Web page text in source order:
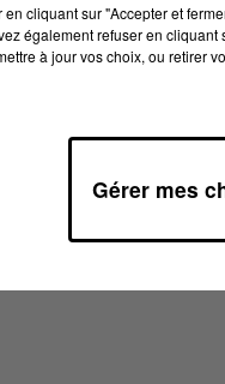
en cliquant sur "Accepter et
également refuser en
à jour vos choix, ou retirer
Gérer mes